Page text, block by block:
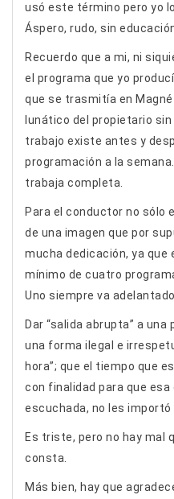
usó este término pero yo
Áspero, rudo, sin
Recuerdo que a mi, ni
el programa que yo
que se trasmitía en
lunático del propietario
trabajo existe antes y
programación a la
trabaja completa.
Para el conductor no sólo
de una imagen que por
mucha dedicación, ya que
mínimo de cuatro
Uno siempre va adelantado.
Dar “salida abrupta” a
una forma ilegal e
hora”; que el tiempo que
con finalidad para que
escuchada, no les importó
Es triste, pero no hay mal
consta.
Más bien, hay que